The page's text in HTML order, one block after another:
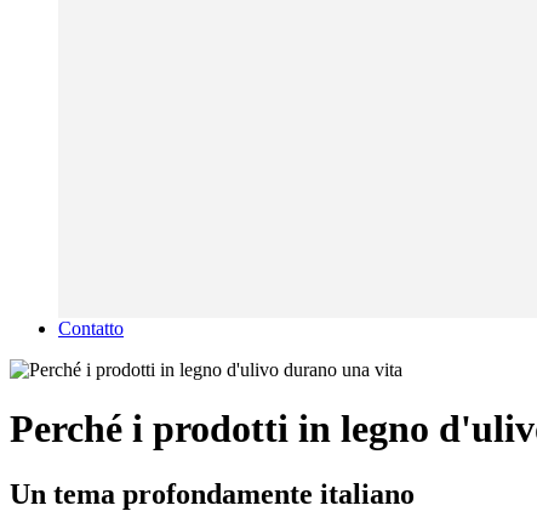
Contatto
Perché i prodotti in legno
Un tema profondamente italiano